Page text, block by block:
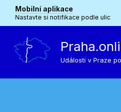
Mobilní aplikace
Nastavte si notifikace podle ulic
Události v Praze